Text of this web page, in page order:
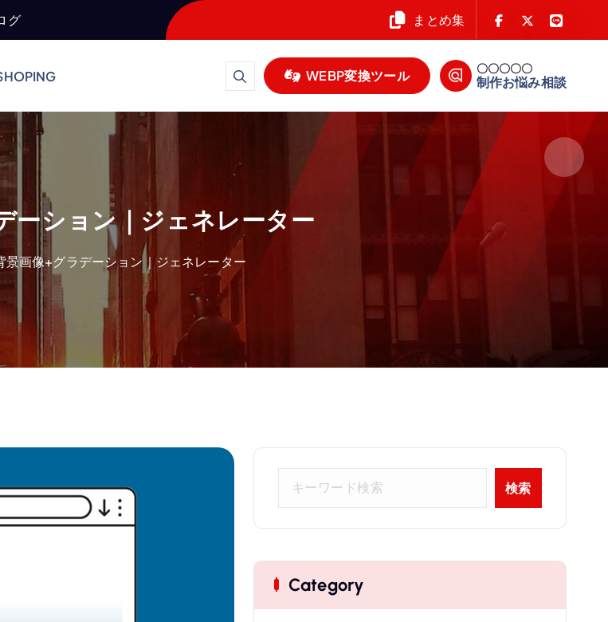
グ まとめ集
WEBP変換ツール 〇〇〇〇〇
制作お悩み相談
ーション｜ジェネレーター
景画像+グラデーション｜ジェネレーター
検索
Category